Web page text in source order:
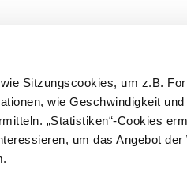
Sitzungscookies, um z.B.
wie Geschwindigkeit und
„Statistiken“-Cookies
um das Angebot der